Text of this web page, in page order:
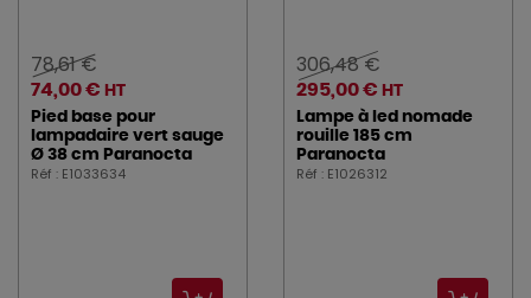
78,61 €
74,00 € HT
Pied base pour
lampadaire vert sauge
Ø 38 cm Paranocta
Réf : E1033634
306,48 €
295,00 € HT
Lampe à led nomade
rouille 185 cm
Paranocta
Réf : E1026312